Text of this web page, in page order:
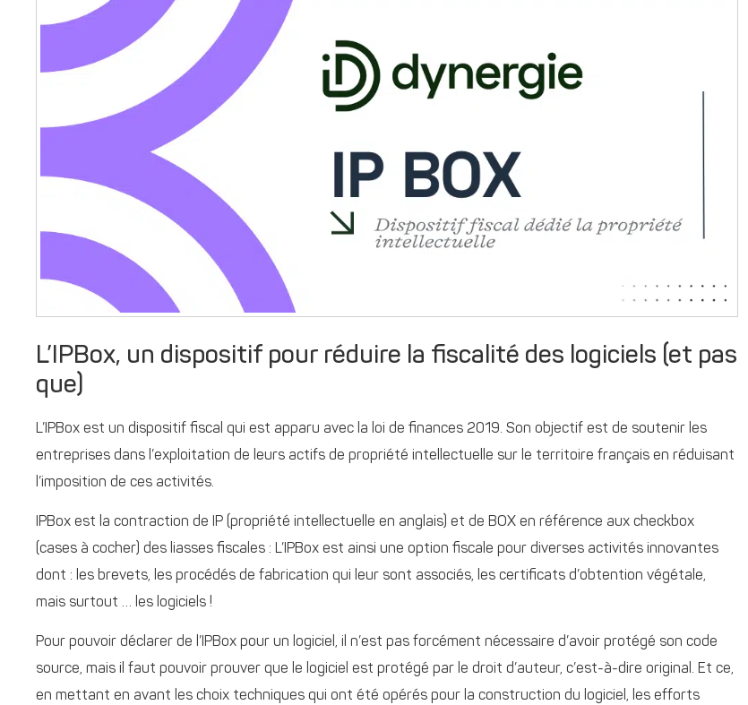
L’IPBox, un dispositif pour réduire la fiscalité des logiciels (et pas
que)
L’IPBox est un dispositif fiscal qui est apparu avec la loi de finances 2019. Son objectif est de soutenir les
entreprises dans l’exploitation de leurs actifs de propriété intellectuelle sur le territoire français en réduisant
l’imposition de ces activités.
IPBox est la contraction de IP (propriété intellectuelle en anglais) et de BOX en référence aux checkbox
(cases à cocher) des liasses fiscales : L’IPBox est ainsi une option fiscale pour diverses activités innovantes
dont : les brevets, les procédés de fabrication qui leur sont associés, les certificats d’obtention végétale,
mais surtout … les logiciels !
Pour pouvoir déclarer de l’IPBox pour un logiciel, il n’est pas forcément nécessaire d’avoir protégé son code
source, mais il faut pouvoir prouver que le logiciel est protégé par le droit d’auteur, c’est-à-dire original. Et ce,
en mettant en avant les choix techniques qui ont été opérés pour la construction du logiciel, les efforts